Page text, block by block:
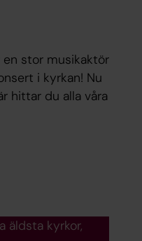
en stor musikaktör
i kyrkan! Nu
hittar du alla våra
äldsta kyrkor,